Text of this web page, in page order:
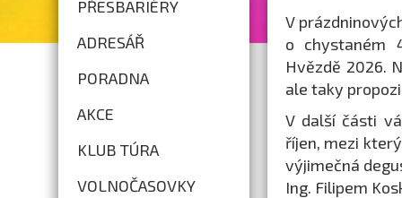
PŘESBARIÉRY
ADRESÁŘ
PORADNA
AKCE
KLUB TÚRA
VOLNOČASOVKY
V
o chystaném
Hvězdě 2026.
ale taky
V další části
říjen, mezi
výjimečná
Ing. Filipem